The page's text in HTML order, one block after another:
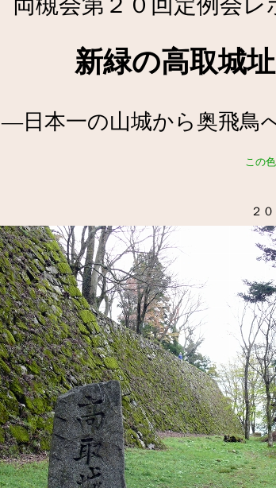
新緑の高取城址
―日本一の山城から奥飛鳥
この
２